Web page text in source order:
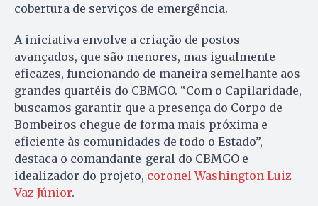
cobertura de serviços de emergência.
A iniciativa envolve a criação de postos
avançados, que são menores, mas igualmente
eficazes, funcionando de maneira semelhante aos
grandes quartéis do CBMGO. “Com o Capilaridade,
buscamos garantir que a presença do Corpo de
Bombeiros chegue de forma mais próxima e
eficiente às comunidades de todo o Estado”,
destaca o comandante-geral do CBMGO e
idealizador do projeto, coronel Washington Luiz
Vaz Júnior.